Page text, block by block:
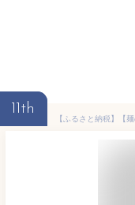
11th